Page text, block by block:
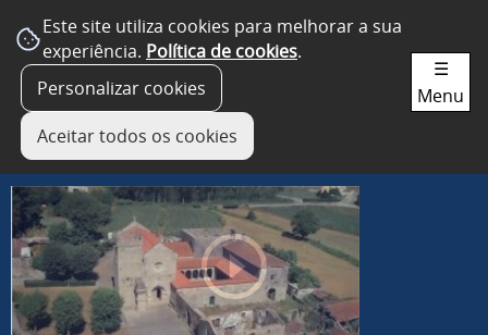
Este site utiliza cookies para melhorar a sua
experiência. Política de cookies.
Personalizar cookies
Aceitar todos os cookies
☰
Menu